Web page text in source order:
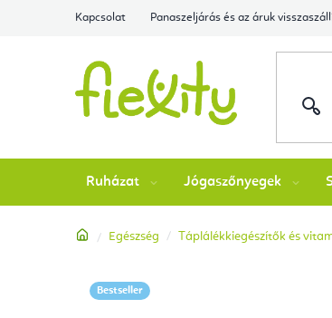
Kapcsolat Panaszeljárás és az áruk
Ruházat Jógaszőnyegek
Kezdőlap
Egészség Táplálékkiegészítők és
Bestseller